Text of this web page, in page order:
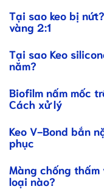
Tại sao keo bị
vàng 2:1
Tại sao Keo
năm?
Biofilm nấm mốc
Cách xử lý
Keo V-Bond bắn
phục
Màng chống thấm
loại nào?